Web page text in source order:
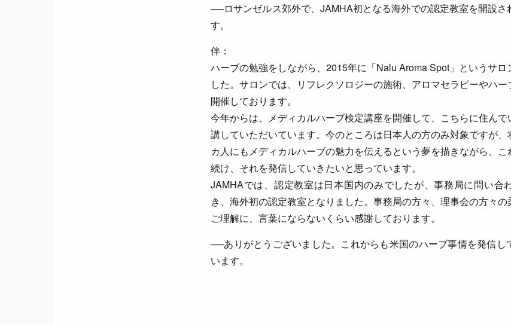
──ロサンゼルス郊外で、JAMHA初となる海外での認定教室を開設さ
す。
伴：
ハーブの勉強をしながら、2015年に「Nalu Aroma Spot」というサロ
した。サロンでは、リフレクソロジーの施術、アロマセラピーやハ
開催しております。
今年からは、メディカルハーブ検定講座を開催して、こちらに住ん
講していただいています。今のところは日本人の方のみ対象ですが、
カ人にもメディカルハーブの魅力を伝えるという夢を描きながら、
続け、それを発信していきたいと思っています。
JAMHAでは、認定教室は日本国内のみでしたが、事務局に問い合
き、海外初の認定教室となりました。事務局の方々、理事会の方々の
ご理解に、言葉にならないくらい感謝しております。
──ありがとうございました。これからも米国のハーブ事情を発信し
います。